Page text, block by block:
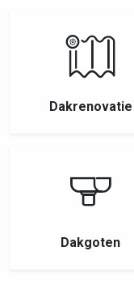
Dakrenovatie
Dakgoten